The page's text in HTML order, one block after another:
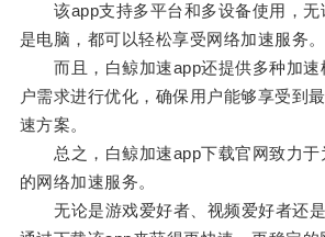
该app支持多平台和多设备使用，无
是电脑，都可以轻松享受网络加速服务。
而且，白鲸加速app还提供多种加速
户需求进行优化，确保用户能够享受到
速方案。
总之，白鲸加速app下载官网致力于
的网络加速服务。
无论是游戏爱好者、视频爱好者还是